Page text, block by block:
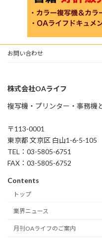
お問い合わせ
株式会社OAライフ
複写機・プリンター・事務機
〒113-0001
東京都 文京区 白山1-6-5-105
TEL：03-5805-6751
FAX：03-5805-6752
Contents
トップ
業界ニュース
月刊OAライフのご案内